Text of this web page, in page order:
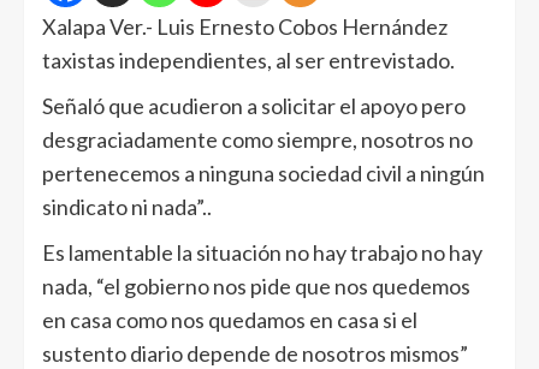
Xalapa Ver.- Luis Ernesto Cobos Hernández
taxistas independientes, al ser entrevistado.
Señaló que acudieron a solicitar el apoyo pero
desgraciadamente como siempre, nosotros no
pertenecemos a ninguna sociedad civil a ningún
sindicato ni nada”..
Es lamentable la situación no hay trabajo no hay
nada, “el gobierno nos pide que nos quedemos
en casa como nos quedamos en casa si el
sustento diario depende de nosotros mismos”